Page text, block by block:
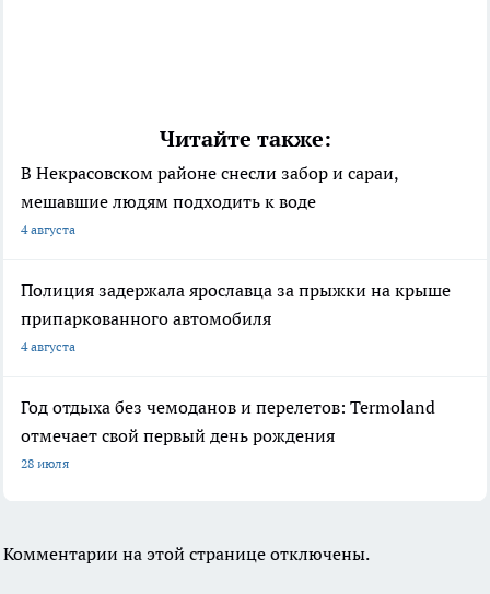
Читайте также:
В Некрасовском районе снесли забор и сараи,
мешавшие людям подходить к воде
4 августа
Полиция задержала ярославца за прыжки на крыше
припаркованного автомобиля
4 августа
Год отдыха без чемоданов и перелетов: Termoland
отмечает свой первый день рождения
28 июля
Комментарии на этой странице отключены.